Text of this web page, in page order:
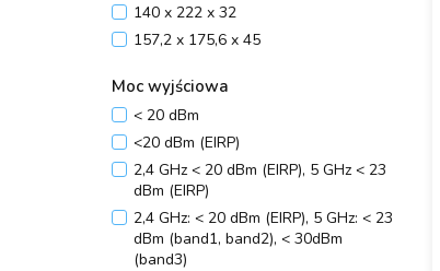
140 x 222 x 32
157,2 x 175,6 x 45
42,9 x 17,2 x 8,5
49 x 82 x 21
60,3 x 127 x 22
75 x 101 x 39
84,7 x 112 x 39
88 x 88 x 88
94 x 114 x 26
Moc wyjściowa
< 20 dBm
<20 dBm (EIRP)
2,4 GHz < 20 dBm (EIRP), 5 GHz < 23
dBm (EIRP)
2,4 GHz: < 20 dBm (EIRP), 5 GHz: < 23
dBm (band1, band2), < 30dBm
(band3)